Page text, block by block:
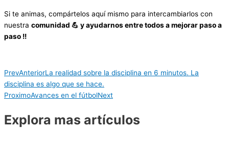
Si te animas, compártelos aquí mismo para intercambiarlos con
nuestra comunidad 💪 y ayudarnos entre todos a mejorar paso a
paso !!
PrevAnteriorLa realidad sobre la disciplina en 6 minutos. La
disciplina es algo que se hace.
ProximoAvances en el fútbolNext
Explora mas artículos